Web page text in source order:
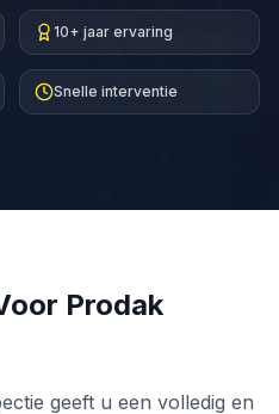
10+ jaar ervaring
Snelle interventie
Prodak
geeft u een volledig en